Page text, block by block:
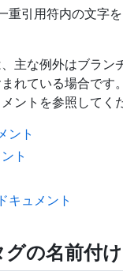
重引用符内の文字
主な例外はブラン
れている場合です
ントを参照してく
ント
ト
キュメント
の名前付け